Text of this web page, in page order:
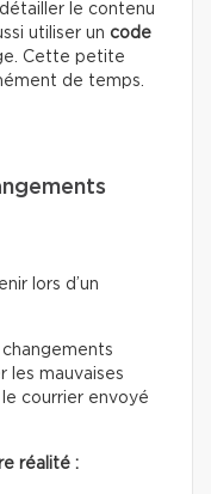
le contenu
utiliser un code
Cette petite
de temps.
lors d’un
les mauvaises
courrier envoyé
réalité :